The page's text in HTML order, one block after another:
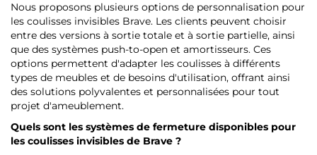
Nous proposons plusieurs options de personnalisation pour
les coulisses invisibles Brave. Les clients peuvent choisir
entre des versions à sortie totale et à sortie partielle, ainsi
que des systèmes push-to-open et amortisseurs. Ces
options permettent d'adapter les coulisses à différents
types de meubles et de besoins d'utilisation, offrant ainsi
des solutions polyvalentes et personnalisées pour tout
projet d'ameublement.
Quels sont les systèmes de fermeture disponibles pour
les coulisses invisibles de Brave ?